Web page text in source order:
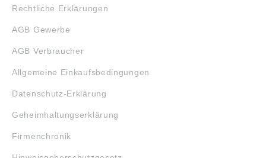
Rechtliche Erklärungen
AGB Gewerbe
AGB Verbraucher
Allgemeine Einkaufsbedingungen
Datenschutz-Erklärung
Geheimhaltungserklärung
Firmenchronik